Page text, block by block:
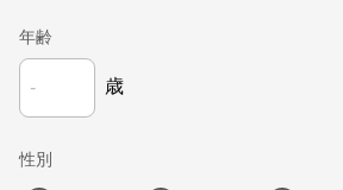
年齢
歳
性別